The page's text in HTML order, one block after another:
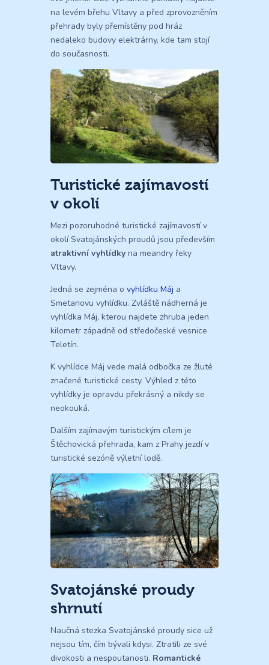
na levém břehu Vltavy a před zprovozněním
přehrady byly přemístěny pod hráz
nedaleko budovy elektrárny, kde tam stojí
do současnosti.
Turistické zajímavostí
v okolí
Mezi pozoruhodné turistické zajímavostí v
okolí Svatojánských proudů jsou především
atraktivní vyhlídky na meandry řeky
Vltavy.
Jedná se zejména o vyhlídku Máj a
Smetanovu vyhlídku. Zvláště nádherná je
vyhlídka Máj, kterou najdete zhruba jeden
kilometr západně od středočeské vesnice
Teletín.
K vyhlídce Máj vede malá odbočka ze žluté
značené turistické cesty. Výhled z této
vyhlídky je opravdu překrásný a nikdy se
neokouká.
Dalším zajímavým turistickým cílem je
Štěchovická přehrada, kam z Prahy jezdí v
turistické sezóně výletní lodě.
Svatojánské proudy
shrnutí
Naučná stezka Svatojánské proudy sice už
nejsou tím, čím bývali kdysi. Ztratili ze své
divokosti a nespoutanosti. Romantické